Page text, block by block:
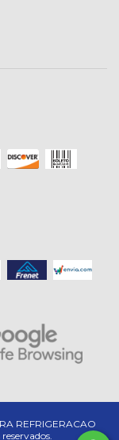
REFRIGERACAO